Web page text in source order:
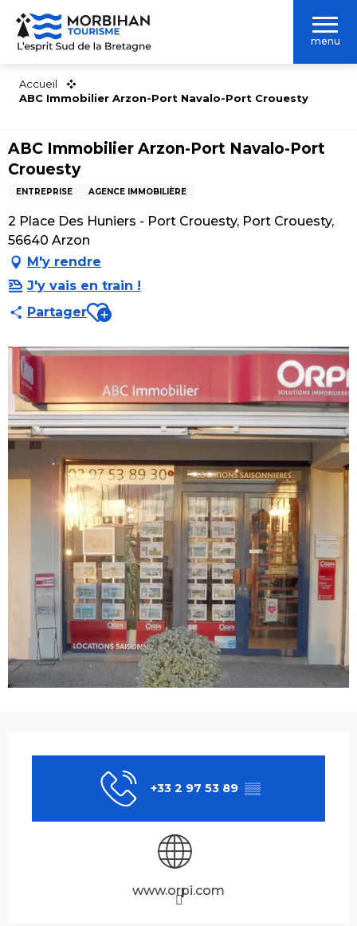
Aller
contenu
menu
Accueil
ABC Immobilier Arzon-Port Navalo-Port Crouesty
ABC Immobilier Arzon-Port Navalo-Port
Crouesty
ENTREPRISE AGENCE IMMOBILIÈRE
2 Place Des Huniers - Port Crouesty, Port Crouesty,
56640 Arzon
M'y rendre
J'y vais en train !
PartagerAjouter aux favoris
+33 2 97 53 89 ▒▒
www.orpi.com